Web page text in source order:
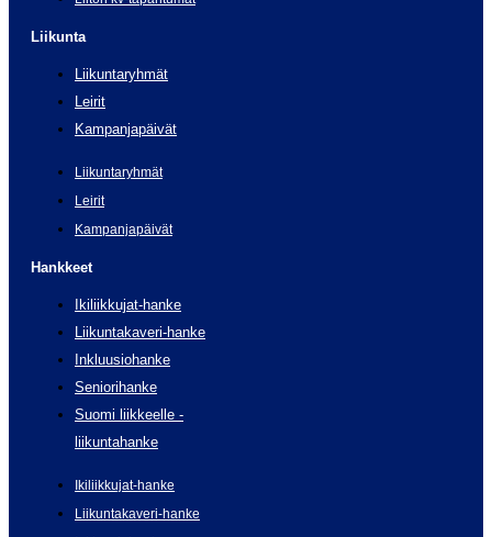
Liikunta
Liikuntaryhmät
Leirit
Kampanjapäivät
Liikuntaryhmät
Leirit
Kampanjapäivät
Hankkeet
Ikiliikkujat-hanke
Liikuntakaveri-hanke
Inkluusiohanke
Seniorihanke
Suomi liikkeelle -
liikuntahanke
Ikiliikkujat-hanke
Liikuntakaveri-hanke